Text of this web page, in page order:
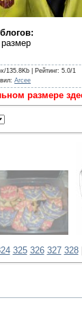
135.8Kb | Рейтинг: 5.0/1
: Arcee
размере
325 326 327 328